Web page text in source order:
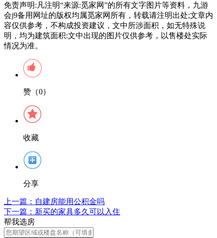
免责声明:凡注明“来源:觅家网”的所有文字图片等资料，九游
会j9备用网址的版权均属觅家网所有，转载请注明出处;文章内
容仅供参考，不构成投资建议，文中所涉面积，如无特殊说
明，均为建筑面积:文中出现的图片仅供参考，以售楼处实际
情况为准。
赞（0）
收藏
分享
上一篇： 自建房能用公积金吗
下一篇： 新买的家具多久可以入住
帮我选房